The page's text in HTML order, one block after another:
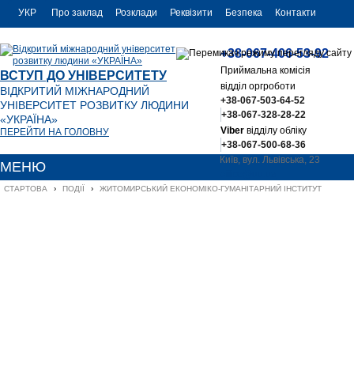
УКР
ENG
Про заклад Розклади Реквізити Безпека Контакти
ВСТУП ДО УНІВЕРСИТЕТУ
ВІДКРИТИЙ МІЖНАРОДНИЙ
УНІВЕРСИТЕТ РОЗВИТКУ ЛЮДИНИ
«УКРАЇНА»
ПЕРЕЙТИ НА ГОЛОВНУ
+38-067-406-53-92
Приймальна комісія
відділ оргроботи
+38-067-503-64-52
+38-067-328-28-22
Viberвідділу обліку
+38-067-500-68-36
Київ, вул. Львівська, 23
МЕНЮ
СТАРТОВА › ПОДІЇ › ЖИТОМИРСЬКИЙ ЕКОНОМІКО-ГУМАНІТАРНИЙ ІНСТИТУТ